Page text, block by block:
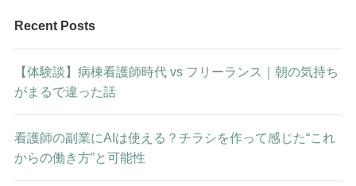
Recent Posts
【体験談】病棟看護師時代 vs フリーランス｜朝の気持ち
がまるで違った話
看護師の副業にAIは使える？チラシを作って感じた“これ
からの働き方”と可能性